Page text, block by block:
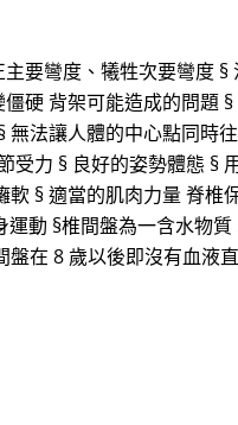
要彎度、犧牲次要彎度
硬 背架可能造成的問題
法讓人體的中心點同時
力 § 良好的姿勢體態
§ 適當的肌肉力量 脊
動 §椎間盤為一含水物
在 8 歲以後即沒有血液